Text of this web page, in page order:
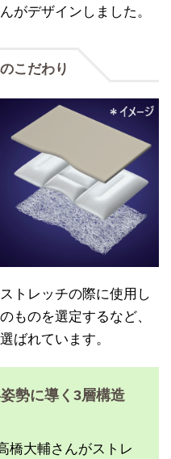
がデザインしました。
こだわり
トレッチの際に使用し
ものを選定するなど、
ばれています。
勢に導く3層構造
橋大輔さんがストレ